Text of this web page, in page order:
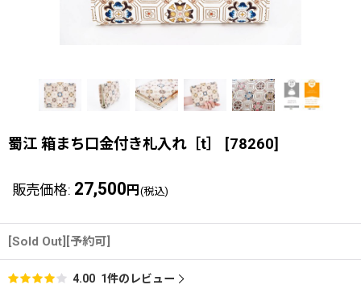
蜀江 箱まち口金付き札入れ［t］ [78260]
販売価格: 27,500 円 (税込)
[Sold Out][予約可]
4.00 1件のレビュー